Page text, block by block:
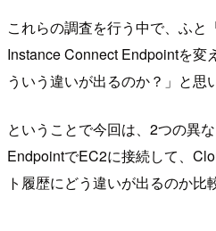
これらの調査を行う中で、ふ
Instance Connect Endpointを変
ういう違いが出るのか？」と思
ということで今回は、2つの異
EndpointでEC2に接続して、
ト履歴にどう違いが出るのか比